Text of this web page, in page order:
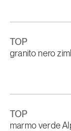
TOP
granito nero
TOP
marmo verde